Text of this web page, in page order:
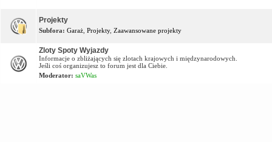
Projekty
Subfora: Garaż Projekty, Zaawansowane projekty
Zloty Spoty Wyjazdy
Informacje o zbliżających się zlotach krajowych i międzynarodowych.
Jeśli coś organizujesz to forum jest dla Ciebie.
Moderator: saVWas